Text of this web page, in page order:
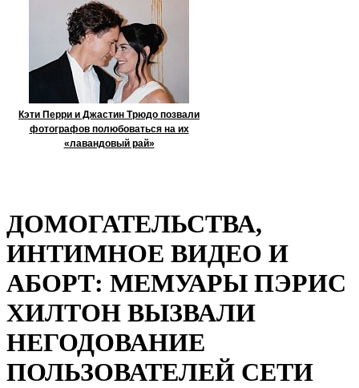
Кэти Перри и Джастин Трюдо позвали
фотографов полюбоваться на их
«лавандовый рай»
ДОМОГАТЕЛЬСТВА,
ИНТИМНОЕ ВИДЕО И
АБОРТ: МЕМУАРЫ ПЭРИС
ХИЛТОН ВЫЗВАЛИ
НЕГОДОВАНИЕ
ПОЛЬЗОВАТЕЛЕЙ СЕТИ